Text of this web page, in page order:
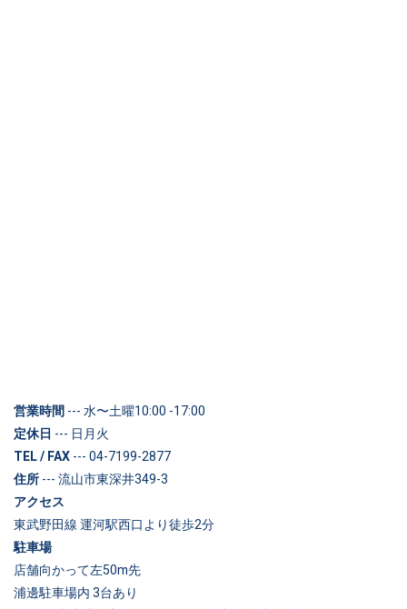
営業時間--- 水〜土曜10:00 -17:00
定休日 --- 日月火
TEL / FAX--- 04-7199-2877
住所--- 流山市東深井349-3
アクセス
東武野田線 運河駅西口より徒歩2分
駐車場
店舗向かって左50m先
浦邊駐車場内 3台あり